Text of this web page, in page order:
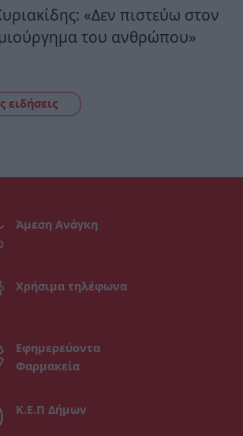
«Δεν πιστεύω στον
του ανθρώπου»
ειδήσεις
Άμεση Ανάγκη
Χρήσιμα τηλέφωνα
Εφημερεύοντα
Φαρμακεία
Κ.Ε.Π Δήμων